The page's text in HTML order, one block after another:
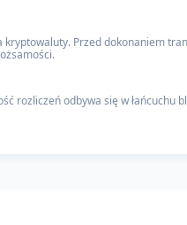
Przed dokonaniem
rozliczeń odbywa się w łańcuchu